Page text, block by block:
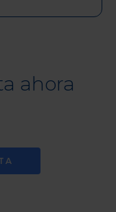
ahora